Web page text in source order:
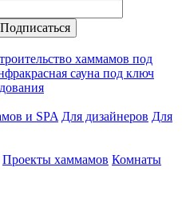
Подписаться
хаммамов под
сауна под ключ
и SPA Для дизайнеров Для
Проекты хаммамов Комнаты